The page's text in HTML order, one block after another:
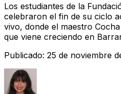
Los estudiantes de la
celebraron el fin de su ciclo
vivo, donde el maestro
que viene creciendo en
Publicado: 25 de noviembre